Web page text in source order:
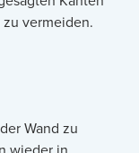
vermeiden.
Wand zu